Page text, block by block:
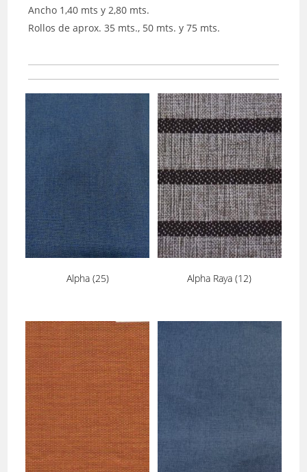
Ancho 1,40 mts y 2,80 mts.
Rollos de aprox. 35 mts., 50 mts. y 75 mts.
Alpha (25) Alpha Raya(12)